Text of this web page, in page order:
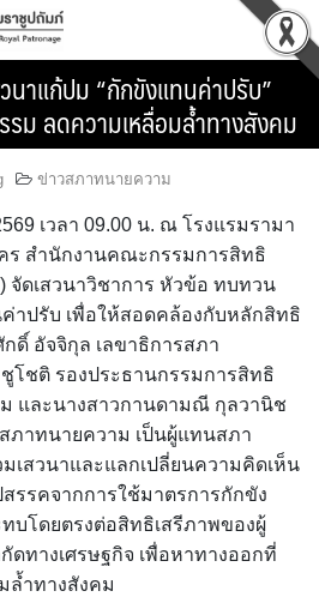
นาแก้ปม “กักขังแทนค่าปรับ”
รม ลดความเหลื่อมล้ำทางสังคม
ข่าวสภาทนายความ
เวลา 09.00 น. ณ โรงแรมรามา
ร สำนักงานคณะกรรมการสิทธิ
ดเสวนาวิชาการ หัวข้อ ทบทวน
าปรับ เพื่อให้สอดคล้องกับหลักสิทธิ
ดิ์ อัจจิกุล เลขาธิการสภา
โชติ รองประธานกรรมการสิทธิ
และนางสาวกานดามณี กุลวานิช
าทนายความ เป็นผู้แทนสภา
เสวนาและแลกเปลี่ยนความคิดเห็น
รรคจากการใช้มาตรการกักขัง
บโดยตรงต่อสิทธิเสรีภาพของผู้
ทางเศรษฐกิจ เพื่อหาทางออกที่
ล้ำทางสังคม